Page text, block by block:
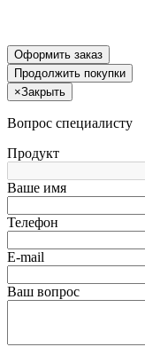
Оформить заказ
Продолжить покупки
×Закрыть
Вопрос специалисту
Продукт
Ваше имя
Телефон
E-mail
Ваш вопрос